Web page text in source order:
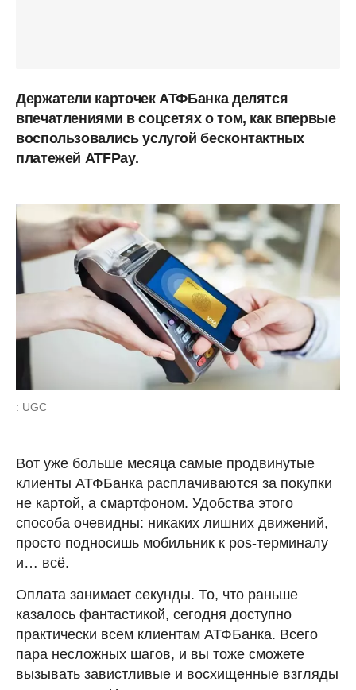
Держатели карточек АТФБанка делятся
впечатлениями в соцсетях о том, как впервые
воспользовались услугой бесконтактных
платежей ATFPay.
: UGC
Вот уже больше месяца самые продвинутые
клиенты АТФБанка расплачиваются за покупки
не картой, а смартфоном. Удобства этого
способа очевидны: никаких лишних движений,
просто подносишь мобильник к pos-терминалу
и… всё.
Оплата занимает секунды. То, что раньше
казалось фантастикой, сегодня доступно
практически всем клиентам АТФБанка. Всего
пара несложных шагов, и вы тоже сможете
вызывать завистливые и восхищенные взгляды